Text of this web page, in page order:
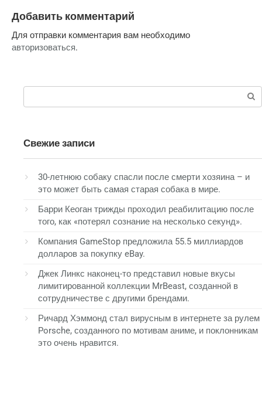
Добавить комментарий
Для отправки комментария вам необходимо
авторизоваться.
Поиск:
Свежие записи
30-летнюю собаку спасли после смерти хозяина – и
это может быть самая старая собака в мире.
Барри Кеоган трижды проходил реабилитацию после
того, как «потерял сознание на несколько секунд».
Компания GameStop предложила 55.5 миллиардов
долларов за покупку eBay.
Джек Линкс наконец-то представил новые вкусы
лимитированной коллекции MrBeast, созданной в
сотрудничестве с другими брендами.
Ричард Хэммонд стал вирусным в интернете за рулем
Porsche, созданного по мотивам аниме, и поклонникам
это очень нравится.